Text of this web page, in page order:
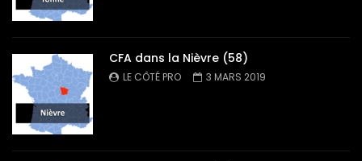
CFA dans la Nièvre (58)
LE CÔTÉ PRO 3 MARS 2019